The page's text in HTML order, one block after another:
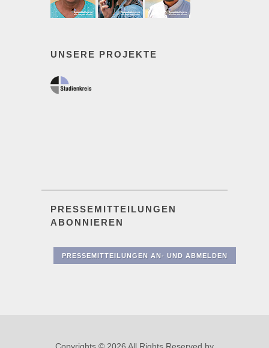
UNSERE PROJEKTE
PRESSEMITTEILUNGEN
ABONNIEREN
PRESSEMITTEILUNGEN AN- UND ABMELDEN